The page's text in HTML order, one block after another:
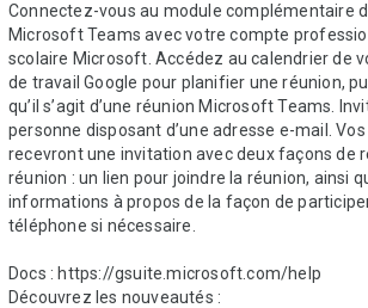
Connectez-vous au module complémentaire
Microsoft Teams avec votre compte
scolaire Microsoft. Accédez au calendrier de
de travail Google pour planifier une réunion,
qu’il s’agit d’une réunion Microsoft Teams.
personne disposant d’une adresse e-mail.
recevront une invitation avec deux façons de
réunion : un lien pour joindre la réunion, ainsi
informations à propos de la façon de
téléphone si nécessaire.
Docs : https://gsuite.microsoft.com/help
Découvrez les nouveautés :